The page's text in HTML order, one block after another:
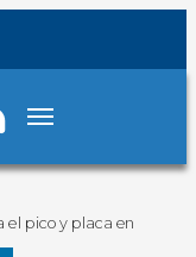
el pico y placa en